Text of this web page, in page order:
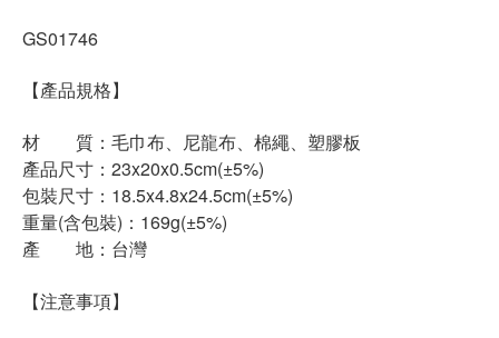
GS01746
【產品規格】
材 質：毛巾布、尼龍布、棉繩、塑膠板
產品尺寸：23x20x0.5cm(±5%)
包裝尺寸：18.5x4.8x24.5cm(±5%)
重量(含包裝)：169g(±5%)
產 地：台灣
【注意事項】